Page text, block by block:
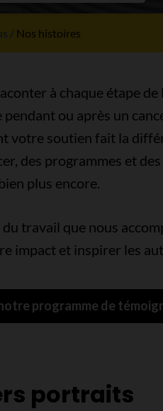
Nos histoires
à chaque étape
ou après un
votre soutien fait la
des programmes et
plus encore.
travail que nous
impact et inspirer les
programme de
portraits